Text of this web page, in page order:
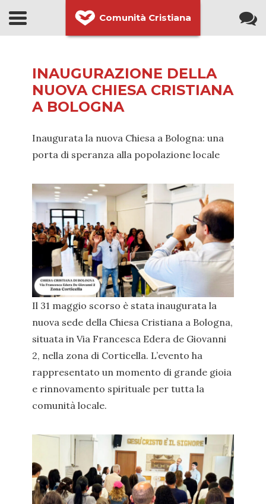
Comunità Cristiana
INAUGURAZIONE DELLA
NUOVA CHIESA CRISTIANA
A BOLOGNA
Inaugurata la nuova Chiesa a Bologna: una
porta di speranza alla popolazione locale
Il 31 maggio scorso è stata inaugurata la
nuova sede della Chiesa Cristiana a Bologna,
situata in Via Francesca Edera de Giovanni
2, nella zona di Corticella. L’evento ha
rappresentato un momento di grande gioia
e rinnovamento spirituale per tutta la
comunità locale.